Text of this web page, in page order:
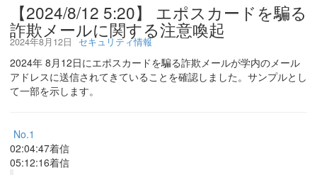
【2024/8/12 5:20】 エポスカードを騙る
詐欺メールに関する注意喚起
2024年8月12日 セキュリティ情報
2024年 8月12日にエポスカードを騙る詐欺メールが学内のメール
アドレスに送信されてきていることを確認しました。サンプルとし
て一部を示します。
No.1
02:04:47着信
05:12:16着信